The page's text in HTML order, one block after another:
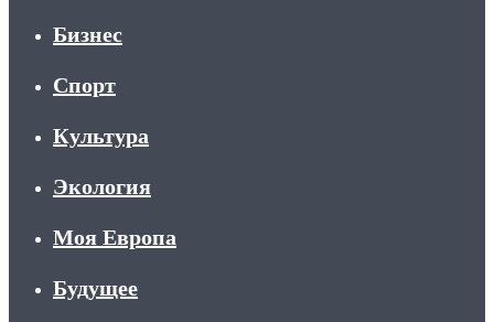
Бизнес
Спорт
Культура
Экология
Моя Европа
Будущее